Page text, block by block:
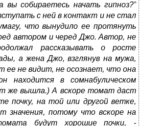
вы собираетесь начать гипноз?”
с ней в контакт и не стал
что вынудило ее протянуть
автором и черед Джо. Автор, не
рассказывать о росте
а жена Джо, взглянув на мужа,
ее не видит, не осознает, что она
находится в сомнабулическом
же вышла.) А вскоре томат даст
почку, на той или другой ветке,
значения, потому что вскоре на
будут хорошие почки, -